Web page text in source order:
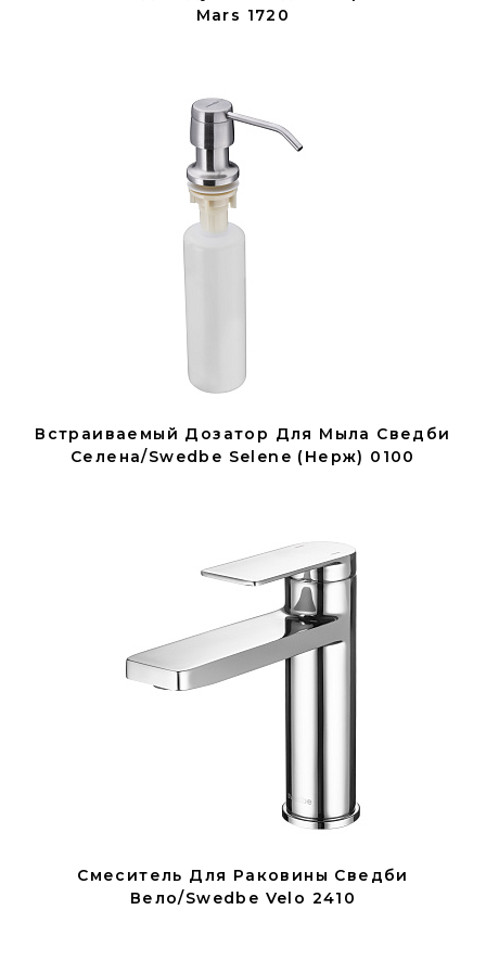
Mars 1720
Встраиваемый Дозатор Для Мыла Сведби
Селена/Swedbe Selene (нерж) 0100
Смеситель Для Раковины Сведби
Вело/Swedbe Velo 2410